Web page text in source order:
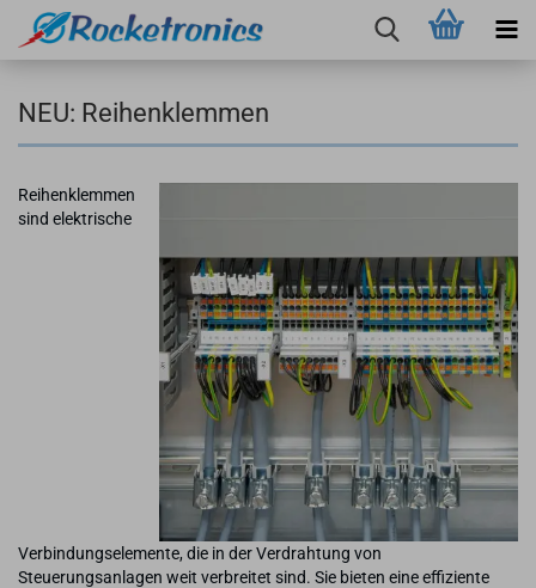
NEU: Reihenklemmen
Reihenklemmen
sind elektrische
Verbindungselemente, die in der Verdrahtung von
Steuerungsanlagen weit verbreitet sind. Sie bieten eine effiziente